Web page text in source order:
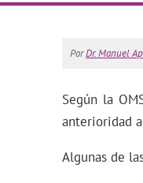
PorDr. Manuel
Según la
anterioridad
Algunas de